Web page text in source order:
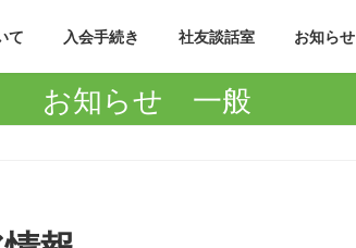
て 入会手続き 社友談話室 お知らせ
お知らせ 一般